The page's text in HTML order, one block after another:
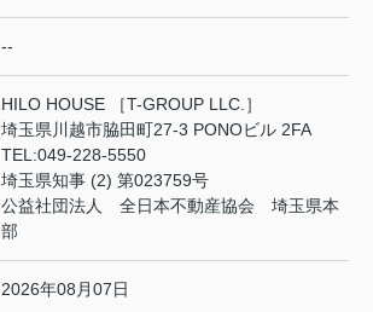
--
HILO HOUSE ［T-GROUP LLC.］
埼玉県川越市脇田町27-3 PONOビル 2FA
TEL:049-228-5550
埼玉県知事 (2) 第023759号
公益社団法人 全日本不動産協会 埼玉県本
部
2026年08月07日